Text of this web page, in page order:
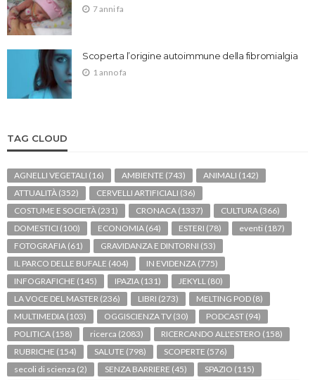
7 anni fa
Scoperta l’origine autoimmune della fibromialgia
1 anno fa
TAG CLOUD
AGNELLI VEGETALI (16) AMBIENTE (743) ANIMALI (142)
ATTUALITÀ (352) CERVELLI ARTIFICIALI (36)
COSTUME E SOCIETÀ (231) CRONACA (1337) CULTURA (366)
DOMESTICI (100) ECONOMIA (64) ESTERI (78) eventi (187)
FOTOGRAFIA (61) GRAVIDANZA E DINTORNI (53)
IL PARCO DELLE BUFALE (404) IN EVIDENZA (775)
INFOGRAFICHE (145) IPAZIA (131) JEKYLL (80)
LA VOCE DEL MASTER (236) LIBRI (273) MELTING POD (8)
MULTIMEDIA (103) OGGISCIENZA TV (30) PODCAST (94)
POLITICA (158) ricerca (2083) RICERCANDO ALL'ESTERO (158)
RUBRICHE (154) SALUTE (798) SCOPERTE (576)
secoli di scienza (2) SENZA BARRIERE (45) SPAZIO (115)